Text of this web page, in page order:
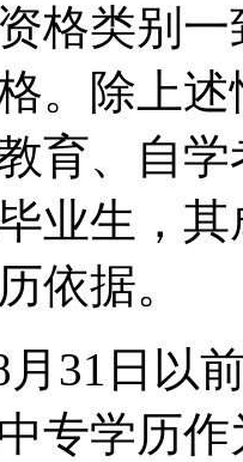
格类别
。除上
育、自
业生，
依据。
31日以前
专学历